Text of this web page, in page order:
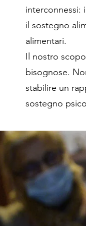
interconnessi: il
il sostegno
alimentari.
Il nostro
bisognose.
stabilire un
sostegno